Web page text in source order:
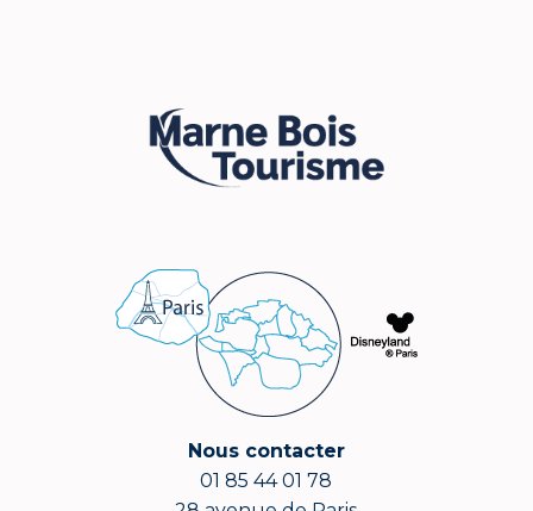
Nous contacter
01 85 44 01 78